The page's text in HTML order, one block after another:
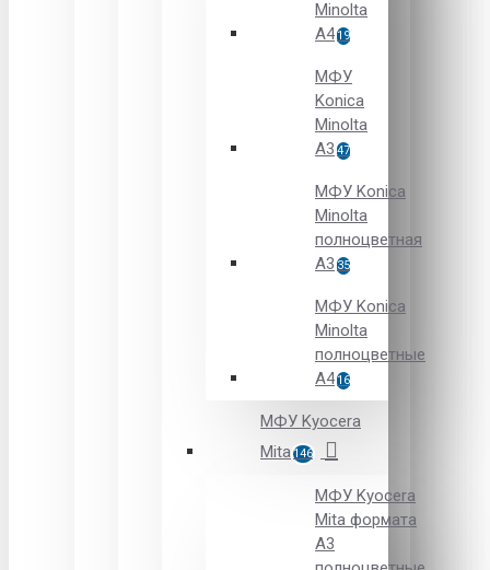
Minolta
A419
МФУ
Konica
Minolta
A3 47
МФУ Konica
Minolta
полноцветная
А3 35
МФУ Konica
Minolta
полноцветные
А416
МФУ Kyocera
Mita146
МФУ Kyocera
Mita формата
A3